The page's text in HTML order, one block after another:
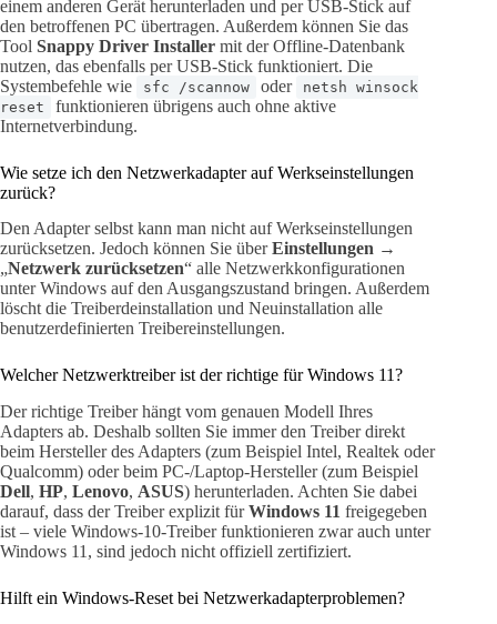
einem anderen Gerät herunterladen und per USB-Stick auf
den betroffenen PC übertragen. Außerdem können Sie das
Tool Snappy Driver Installer mit der Offline-Datenbank
nutzen, das ebenfalls per USB-Stick funktioniert. Die
Systembefehle wie
sfc /scannow oder
netsh winsock
reset
funktionieren übrigens auch ohne aktive
Internetverbindung.
Wie setze ich den Netzwerkadapter auf Werkseinstellungen
zurück?
Den Adapter selbst kann man nicht auf Werkseinstellungen
zurücksetzen. Jedoch können Sie überEinstellungen →
„Netzwerk zurücksetzen“ alle Netzwerkkonfigurationen
unter Windows auf den Ausgangszustand bringen. Außerdem
löscht die Treiberdeinstallation und Neuinstallation alle
benutzerdefinierten Treibereinstellungen.
Welcher Netzwerktreiber ist der richtige für Windows 11?
Der richtige Treiber hängt vom genauen Modell Ihres
Adapters ab. Deshalb sollten Sie immer den Treiber direkt
beim Hersteller des Adapters (zum Beispiel Intel, Realtek oder
Qualcomm) oder beim PC-/Laptop-Hersteller (zum Beispiel
Dell, HP, Lenovo, ASUS) herunterladen. Achten Sie dabei
darauf, dass der Treiber explizit fürWindows 11 freigegeben
ist – viele Windows-10-Treiber funktionieren zwar auch unter
Windows 11, sind jedoch nicht offiziell zertifiziert.
Hilft ein Windows-Reset bei Netzwerkadapterproblemen?